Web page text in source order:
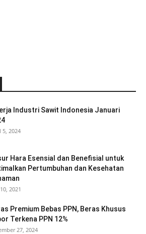
Industri Sawit Indonesia Januari
5, 2024
Hara Esensial dan Benefisial untuk
Pertumbuhan dan Kesehatan
2021
Premium Bebas PPN, Beras Khusus
Terkena PPN 12%
27, 2024